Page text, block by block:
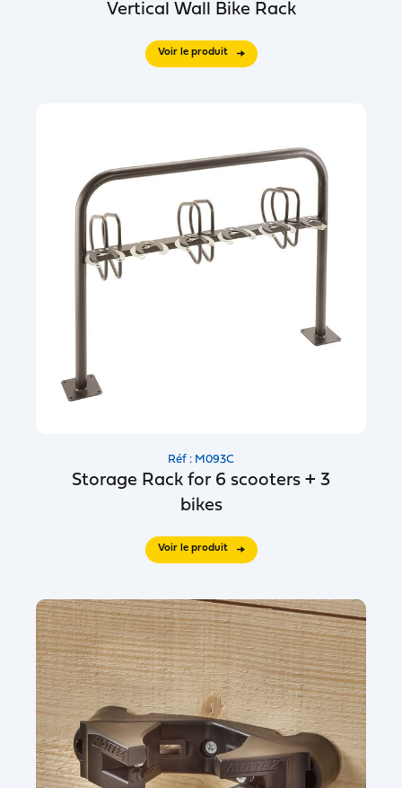
Vertical Wall Bike Rack
Voir le produit
Réf : M093C
Storage Rack for 6 scooters + 3
bikes
Voir le produit